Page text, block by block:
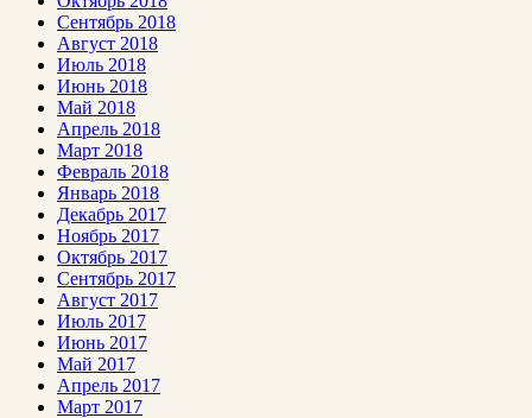
Сентябрь 2018
Август 2018
Июль 2018
Июнь 2018
Май 2018
Апрель 2018
Март 2018
Февраль 2018
Январь 2018
Декабрь 2017
Ноябрь 2017
Октябрь 2017
Сентябрь 2017
Август 2017
Июль 2017
Июнь 2017
Май 2017
Апрель 2017
Март 2017